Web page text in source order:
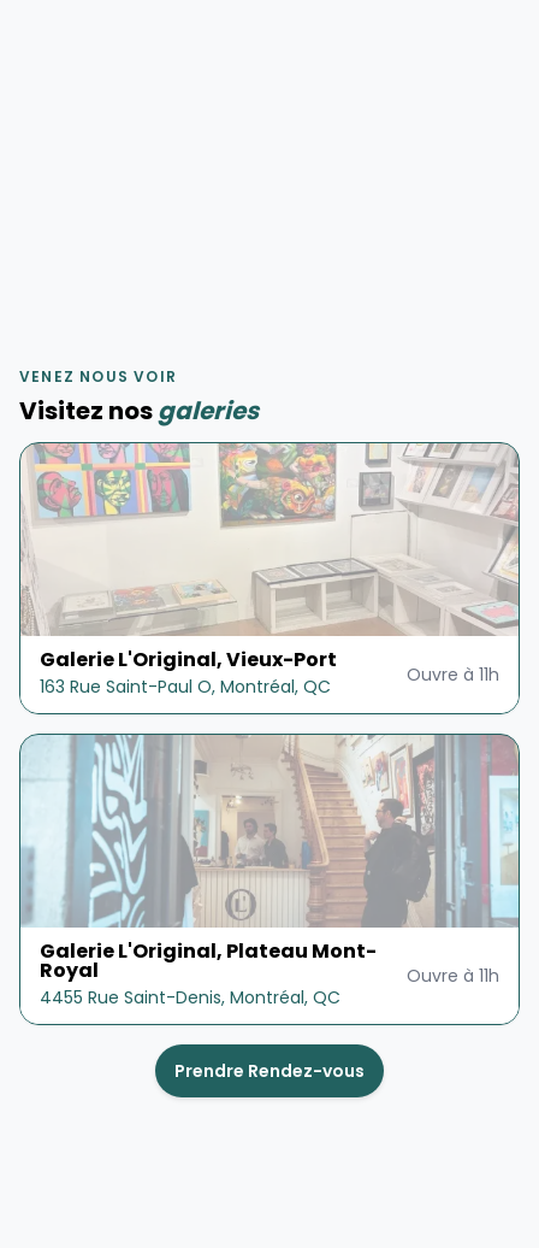
VENEZ NOUS VOIR
Visitez nosgaleries
Galerie L'Original, Vieux-Port
163 Rue Saint-Paul O, Montréal, QC Ouvre à 11h
Galerie L'Original, Plateau Mont-
Royal
4455 Rue Saint-Denis, Montréal, QC
Ouvre à 11h
Prendre Rendez-vous